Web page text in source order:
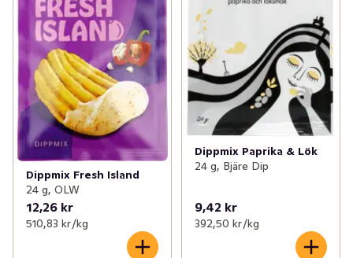
Dippmix Fresh Island
24 g, OLW
12,26 kr
510,83 kr /kg
Dippmix Paprika & Lök
24 g, Bjäre Dip
9,42 kr
392,50 kr /kg